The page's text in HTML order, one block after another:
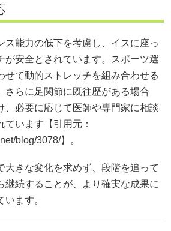
ス能力の低下を考慮し、イスに座っ
が安全とされています。スポーツ選
せて動的ストレッチを組み合わせる
さらに足関節に既往歴がある場合
、必要に応じて医師や専門家に相談
います【引用元：
blog/3078/】。
大きな変化を求めず、段階を追って
継続することが、より確実な成果に
ます。